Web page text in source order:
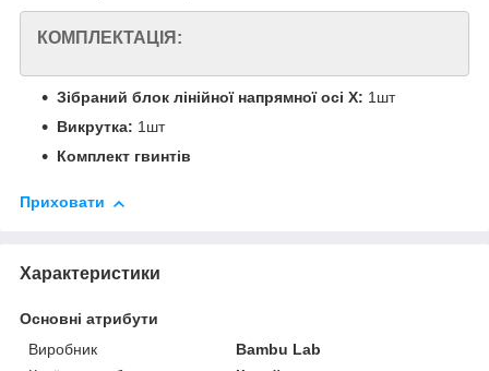
КОМПЛЕКТАЦІЯ:
Зібраний блок лінійної напрямної осі X: 1шт
Викрутка: 1шт
Комплект гвинтів
Приховати
Характеристики
Основні атрибути
Виробник
Bambu Lab